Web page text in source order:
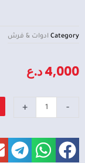
Category ادوات & فرش
4,000د.ع
-
فارغة
+